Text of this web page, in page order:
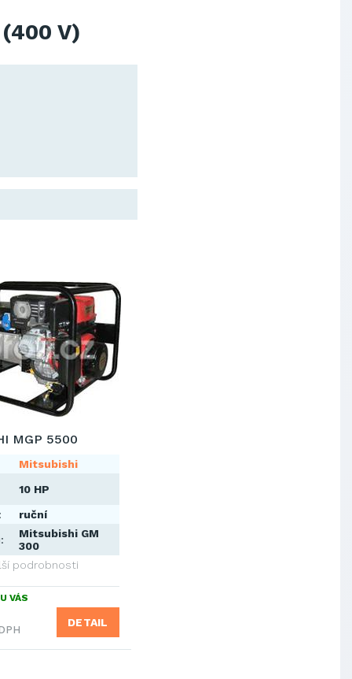
(400 V)
MGP 5500
Mitsubishi
10 HP
ruční
Mitsubishi GM
300
podrobnosti
VÁS
DETAIL